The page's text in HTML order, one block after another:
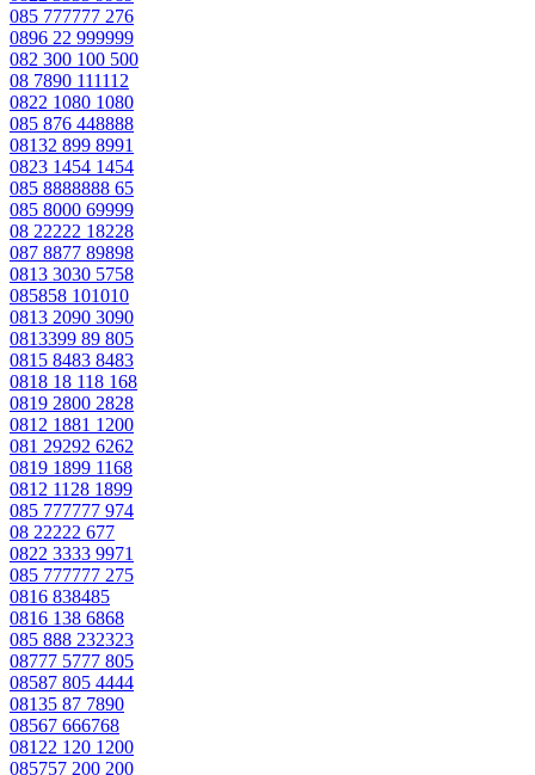
085 777777 276
0896 22 999999
082 300 100 500
08 7890 111112
0822 1080 1080
085 876 448888
08132 899 8991
0823 1454 1454
085 8888888 65
085 8000 69999
08 22222 18228
087 8877 89898
0813 3030 5758
085858 101010
0813 2090 3090
0813399 89 805
0815 8483 8483
0818 18 118 168
0819 2800 2828
0812 1881 1200
081 29292 6262
0819 1899 1168
0812 1128 1899
085 777777 974
08 22222 677
0822 3333 9971
085 777777 275
0816 838485
0816 138 6868
085 888 232323
08777 5777 805
08587 805 4444
08135 87 7890
08567 666768
08122 120 1200
085757 200 200